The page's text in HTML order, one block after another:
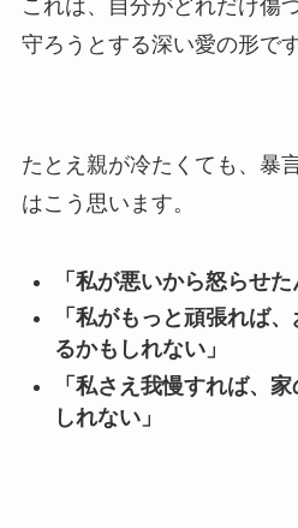
これは、自分がどれだけ傷
守ろうとする深い愛の形です
たとえ親が冷たくても、暴
はこう思います。
「私が悪いから怒らせた
「私がもっと頑張れば
るかもしれない」
「私さえ我慢すれば、
しれない」